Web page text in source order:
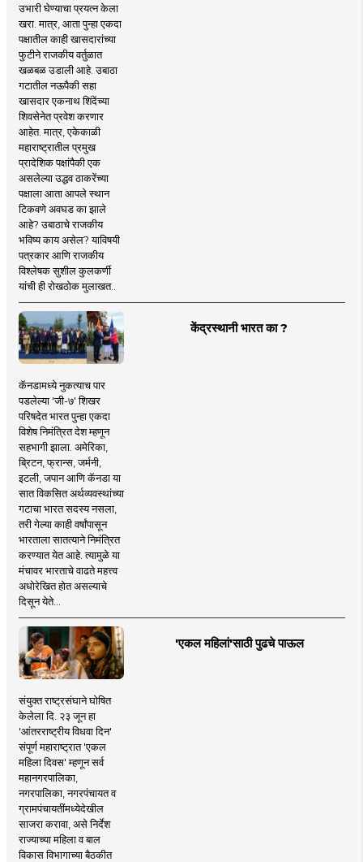
उभारी घेण्याचा प्रयत्न केला
खरा. मात्र, आता पुन्हा एकदा
पक्षातील काही खासदारांच्या
फुटीने राजकीय वर्तुळात
खळबळ उडाली आहे. उबाठा
गटातील नऊपैकी सहा
खासदार एकनाथ शिंदेंच्या
शिवसेनेत प्रवेश करणार
आहेत. मात्र, एकेकाळी
महाराष्ट्रातील प्रमुख
प्रादेशिक पक्षांपैकी एक
असलेल्या उद्धव ठाकरेंच्या
पक्षाला आता आपले स्थान
टिकवणे अवघड का झाले
आहे? उबाठाचे राजकीय
भविष्य काय असेल? याविषयी
पत्रकार आणि राजकीय
विश्लेषक सुशील कुलकर्णी
यांची ही रोखठोक मुलाखत..
केंद्रस्थानी भारत का ?
कॅनडामध्ये नुकत्याच पार
पडलेल्या 'जी-७' शिखर
परिषदेत भारत पुन्हा एकदा
विशेष निमंत्रित देश म्हणून
सहभागी झाला. अमेरिका,
ब्रिटन, फ्रान्स, जर्मनी,
इटली, जपान आणि कॅनडा या
सात विकसित अर्थव्यवस्थांच्या
गटाचा भारत सदस्य नसला,
तरी गेल्या काही वर्षांपासून
भारताला सातत्याने निमंत्रित
करण्यात येत आहे. त्यामुळे या
मंचावर भारताचे वाढते महत्त्व
अधोरेखित होत असल्याचे
दिसून येते...
'एकल महिलां'साठी पुढचे पाऊल
संयुक्त राष्ट्रसंघाने घोषित
केलेला दि. २३ जून हा
'आंतरराष्ट्रीय विधवा दिन'
संपूर्ण महाराष्ट्रात 'एकल
महिला दिवस' म्हणून सर्व
महानगरपालिका,
नगरपालिका, नगरपंचायत व
ग्रामपंचायतींमध्येदेखील
साजरा करावा, असे निर्देश
राज्याच्या महिला व बाल
विकास विभागाच्या बैठकीत